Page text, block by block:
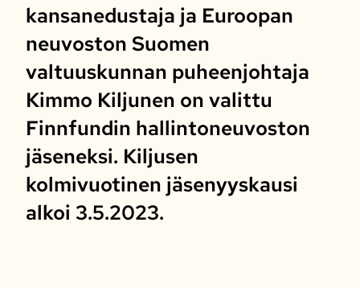
kansanedustaja ja Euroopan
neuvoston Suomen
valtuuskunnan puheenjohtaja
Kimmo Kiljunen on valittu
Finnfundin hallintoneuvoston
jäseneksi. Kiljusen
kolmivuotinen jäsenyyskausi
alkoi 3.5.2023.